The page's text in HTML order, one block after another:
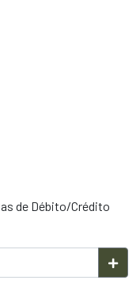
de Débito/Crédito